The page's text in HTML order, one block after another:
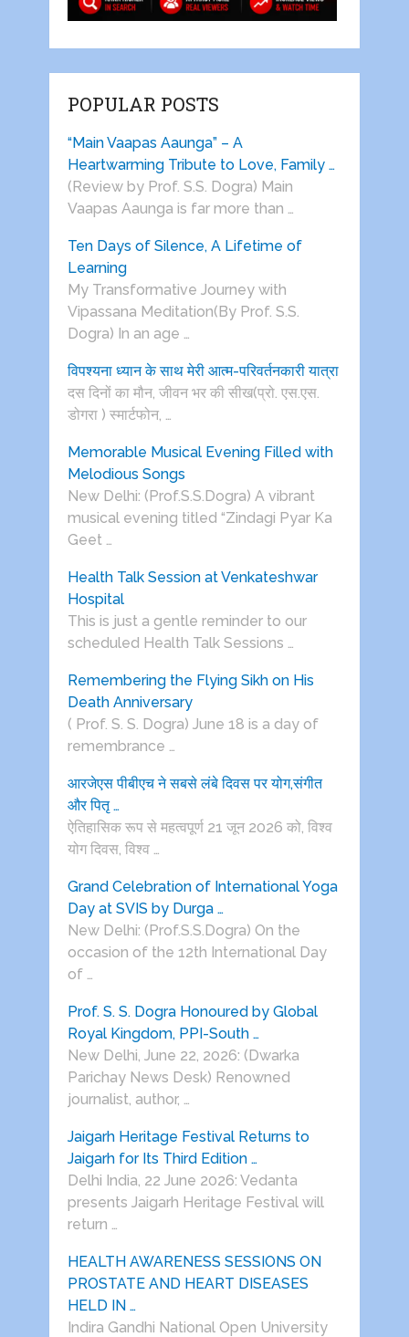
POPULAR POSTS
“Main Vaapas Aaunga” – A
Heartwarming Tribute to Love, Family …
(Review by Prof. S.S. Dogra) Main
Vaapas Aaunga is far more than …
Ten Days of Silence, A Lifetime of
Learning
My Transformative Journey with
Vipassana Meditation(By Prof. S.S.
Dogra) In an age …
विपश्यना ध्यान के साथ मेरी आत्म-परिवर्तनकारी यात्रा
दस दिनों का मौन, जीवन भर की सीख(प्रो. एस.एस.
डोगरा ) स्मार्टफोन, …
Memorable Musical Evening Filled with
Melodious Songs
New Delhi: (Prof.S.S.Dogra) A vibrant
musical evening titled “Zindagi Pyar Ka
Geet …
Health Talk Session at Venkateshwar
Hospital
This is just a gentle reminder to our
scheduled Health Talk Sessions …
Remembering the Flying Sikh on His
Death Anniversary
( Prof. S. S. Dogra) June 18 is a day of
remembrance …
आरजेएस पीबीएच ने सबसे लंबे दिवस पर योग,संगीत
और पितृ …
ऐतिहासिक रूप से महत्वपूर्ण 21 जून 2026 को, विश्व
योग दिवस, विश्व …
Grand Celebration of International Yoga
Day at SVIS by Durga …
New Delhi: (Prof.S.S.Dogra) On the
occasion of the 12th International Day
of …
Prof. S. S. Dogra Honoured by Global
Royal Kingdom, PPI-South …
New Delhi, June 22, 2026: (Dwarka
Parichay News Desk) Renowned
journalist, author, …
Jaigarh Heritage Festival Returns to
Jaigarh for Its Third Edition …
Delhi India, 22 June 2026: Vedanta
presents Jaigarh Heritage Festival will
return …
HEALTH AWARENESS SESSIONS ON
PROSTATE AND HEART DISEASES
HELD IN …
Indira Gandhi National Open University